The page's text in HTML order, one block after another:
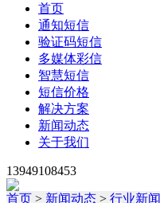
首页
通知短信
验证码短信
多媒体彩信
智慧短信
短信价格
解决方案
新闻动态
关于我们
13949108453
首页 > 新闻动态 > 行业新闻